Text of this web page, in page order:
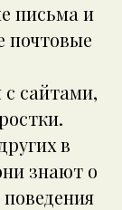
письма и
почтовые
с сайтами,
в
знают о